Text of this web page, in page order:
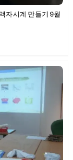
자시계 만들기 9월